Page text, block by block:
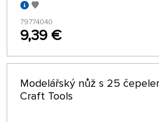
79774040
9,39 €
Modelářský nůž s 25
Craft Tools